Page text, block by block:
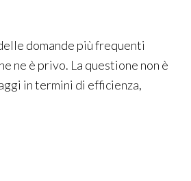
domande più frequenti
ne è privo. La questione non è
in termini di efficienza,